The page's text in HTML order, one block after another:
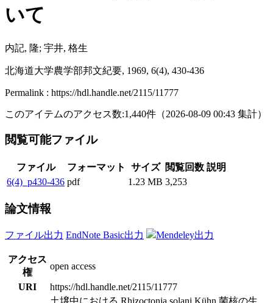
いて
内記, 隆; 宇井, 格生
北海道大学農学部邦文紀要, 1969, 6(4), 430-436
Permalink : https://hdl.handle.net/2115/11777
このアイテムのアクセス数:1,440件 （2026-08-09 00:43 集計）
閲覧可能ファイル
ファイル フォーマット サイズ 閲覧回数 説明
6(4)_p430-436 pdf 1.23 MB 3,253
論文情報
ファイル出力 EndNote Basic出力 Mendeley出力
アクセス
権
open access
URI
https://hdl.handle.net/2115/11777
土壌中における Rhizoctonia solani Kühn 菌核の生